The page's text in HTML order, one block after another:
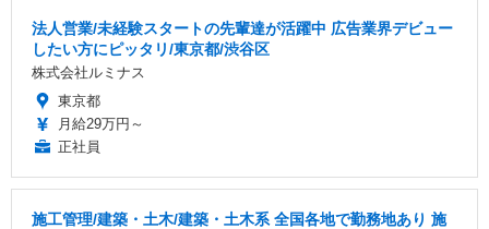
法人営業/未経験スタートの先輩達が活躍中 広告業界デビュー
したい方にピッタリ/東京都/渋谷区
株式会社ルミナス
東京都
月給29万円～
正社員
施工管理/建築・土木/建築・土木系 全国各地で勤務地あり 施